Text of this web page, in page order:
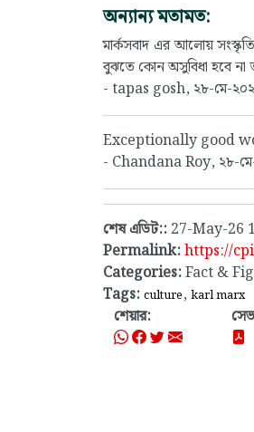
অন্যান্য মতামত:
মার্কসবাদ এর আলোয়
বুঝতে কোন অসুবিধা হবে না
- tapas gosh, ২৮-মে-
Exceptionally good
- Chandana Roy, ২৮-
শেষ এডিট:: 27-May-26
Permalink:https://
Categories:Fact &
Tags: culture, karl marx
শেয়ার: